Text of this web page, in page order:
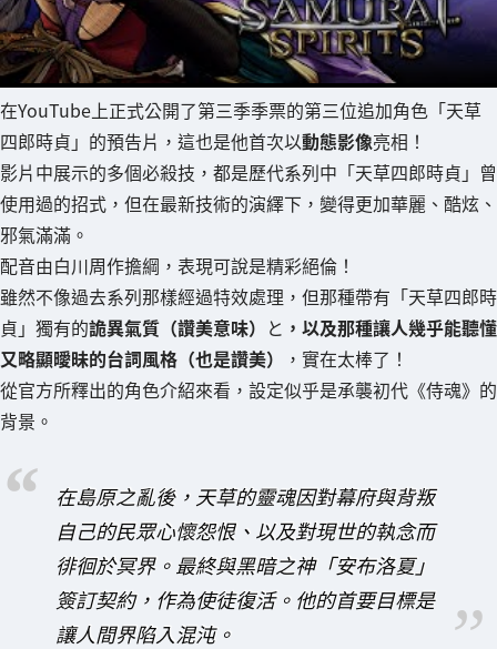
在YouTube上正式公開了第三季季票的第三位追加角色「天草
四郎時貞」的預告片，這也是他首次以動態影像亮相！
影片中展示的多個必殺技，都是歷代系列中「天草四郎時貞」曾
使用過的招式，但在最新技術的演繹下，變得更加華麗、酷炫、
邪氣滿滿。
配音由白川周作擔綱，表現可說是精彩絕倫！
雖然不像過去系列那樣經過特效處理，但那種帶有「天草四郎時
貞」獨有的詭異氣質（讚美意味） と ，以及那種讓人幾乎能聽懂
又略顯曖昧的台詞風格（也是讚美）
，實在太棒了！
從官方所釋出的角色介紹來看，設定似乎是承襲初代《侍魂》的
背景。
在島原之亂後，天草的靈魂因對幕府與背叛
自己的民眾心懷怨恨、以及對現世的執念而
徘徊於冥界。最終與黑暗之神「安布洛夏」
簽訂契約，作為使徒復活。他的首要目標是
讓人間界陷入混沌。